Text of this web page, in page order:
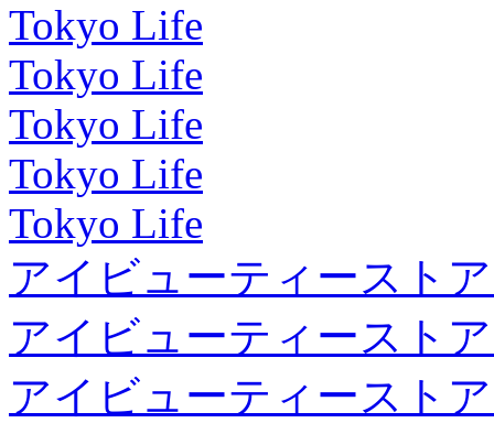
Tokyo Life
Tokyo Life
Tokyo Life
Tokyo Life
Tokyo Life
アイビューティースト
アイビューティースト
アイビューティースト